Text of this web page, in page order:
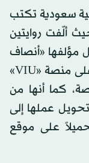
سعودية تكتب
ألّفت روايتين
مؤلفها «أنصاف
المجانين» إلى مسلسل من موسمين على منصة «VIU»
كما أنها من
عملها إلى
على موقع